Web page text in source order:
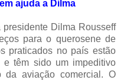
ajuda a Dilma
Dilma Rousseff
para o querosene de
praticados no país estão
têm sido um impeditivo
da aviação comercial. O